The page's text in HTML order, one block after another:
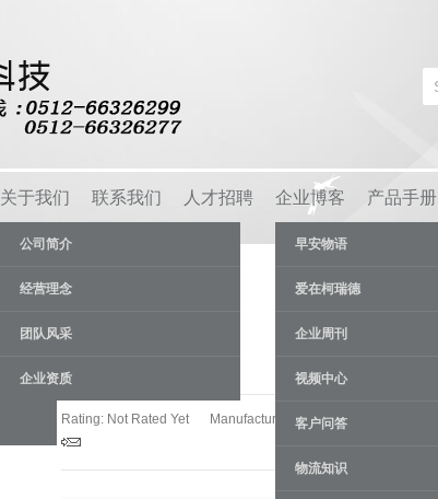
关于我们
公司简介
经营理念
团队风采
企业资质
联系我们 人才招聘 企业博客
早安物语
爱在柯瑞德
企业周刊
视频中心
客户问答
物流知识
产品手册
烟草行业
Rating: Not Rated Yet Manufacturer: 苏州柯瑞德货架厂